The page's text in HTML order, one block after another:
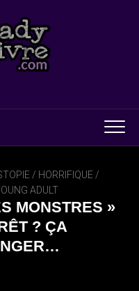
/ HORRIFIQUE /
ADULT
MONSTRES »
? ÇA